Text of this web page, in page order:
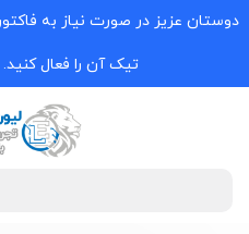
دوستان عزیز در صورت نیاز به
تیک آن را فعال کنید.